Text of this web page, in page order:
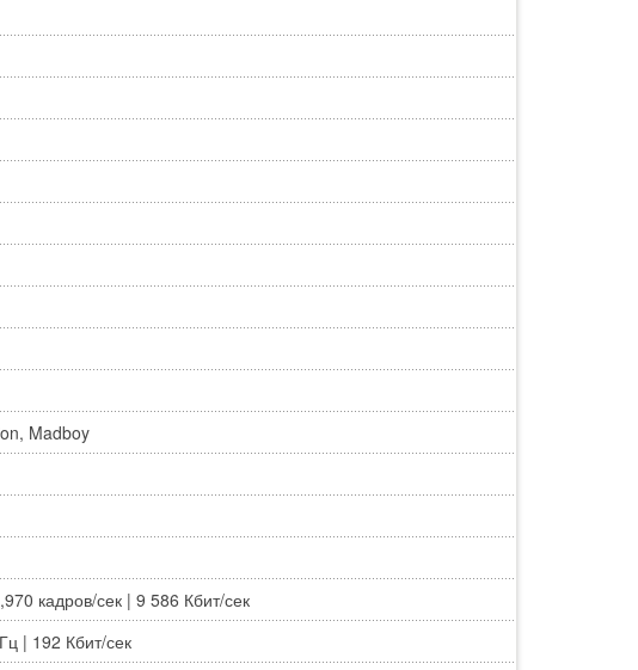
Madboy
кадров/сек | 9 586 Кбит/сек
| 192 Кбит/сек